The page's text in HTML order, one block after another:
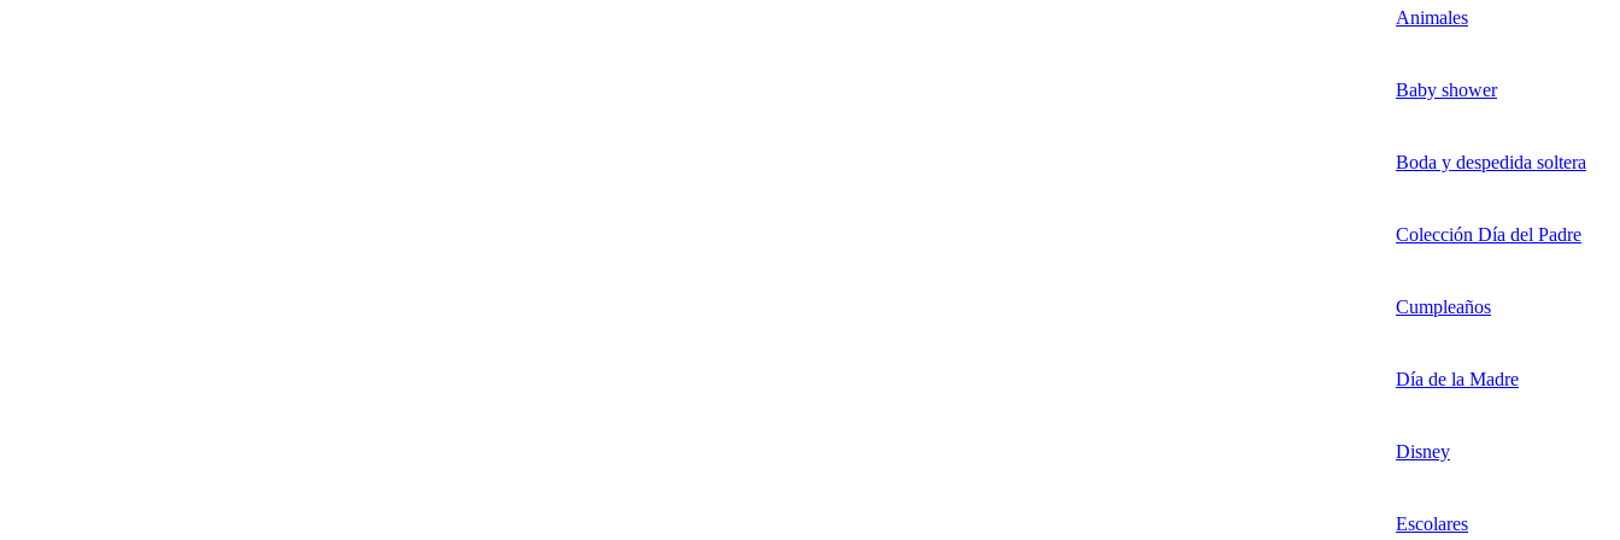
Animales
Baby shower
Boda y despedida soltera
Colección Día del Padre
Cumpleaños
Día de la Madre
Disney
Escolares